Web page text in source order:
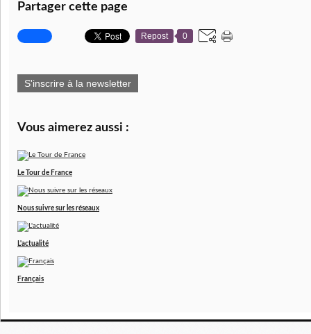
Partager cette page
Repost 0
S'inscrire à la newsletter
Vous aimerez aussi :
Le Tour de France
Nous suivre sur les réseaux
L'actualité
Français